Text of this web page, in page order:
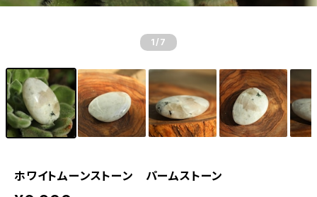
1 /7
ホワイトムーンストーン パームストーン